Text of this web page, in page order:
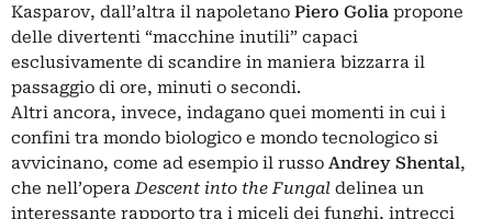
Kasparov, dall’altra il napoletano Piero Golia propone
delle divertenti “macchine inutili” capaci
esclusivamente di scandire in maniera bizzarra il
passaggio di ore, minuti o secondi.
Altri ancora, invece, indagano quei momenti in cui i
confini tra mondo biologico e mondo tecnologico si
avvicinano, come ad esempio il russo Andrey Shental,
che nell’operaDescent into the Fungal delinea un
interessante rapporto tra i miceli dei funghi, intrecci